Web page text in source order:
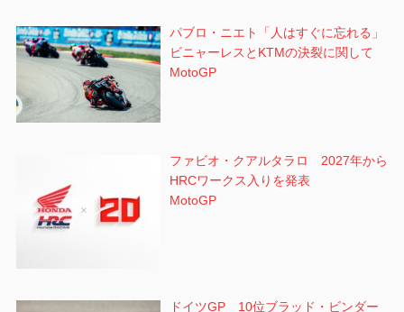
パブロ・ニエト「人はすぐに忘れる」
ビニャーレスとKTMの決裂に関して
MotoGP
ファビオ・クアルタラロ 2027年から
HRCワークス入りを発表
MotoGP
ドイツGP 10位ブラッド・ビンダー